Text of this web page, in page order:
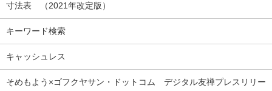
寸法表 （2021年改定版）
キーワード検索
キャッシュレス
そめもよう×ゴフクヤサン・ドットコム デジタル友禅プレスリリー